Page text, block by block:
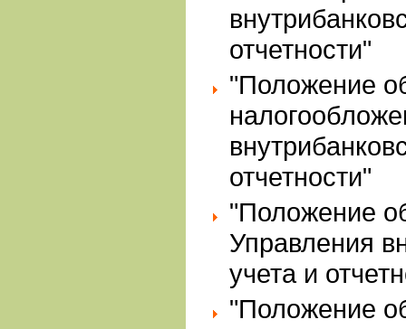
отчетности"
"Положение
отчетности"
"Положение
Управления
учета и
"Положение